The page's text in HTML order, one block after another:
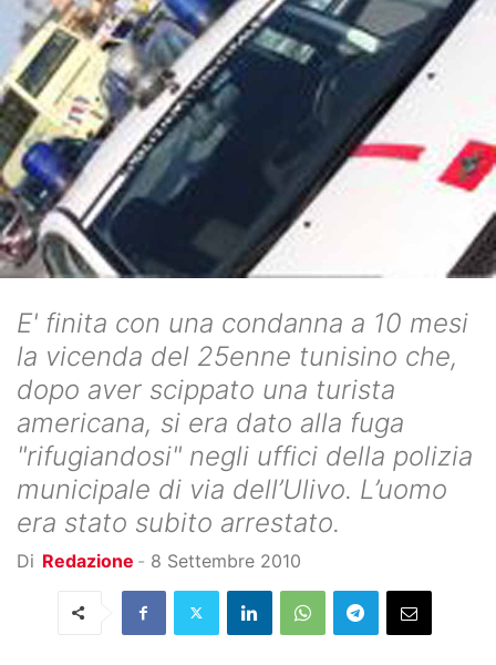
E' finita con una condanna a 10 mesi
la vicenda del 25enne tunisino che,
dopo aver scippato una turista
americana, si era dato alla fuga
"rifugiandosi" negli uffici della polizia
municipale di via dell’Ulivo. L’uomo
era stato subito arrestato.
Di Redazione - 8 Settembre 2010